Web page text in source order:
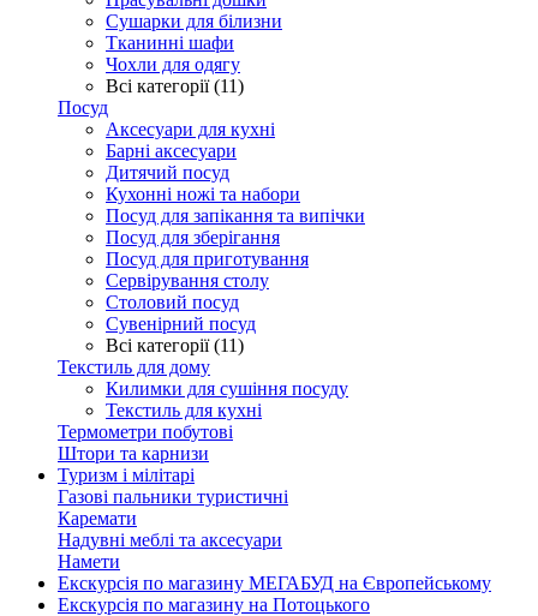
Сушарки для білизни
Тканинні шафи
Чохли для одягу
Всі категорії (11)
Посуд
Аксесуари для кухні
Барні аксесуари
Дитячий посуд
Кухонні ножі та набори
Посуд для запікання та випічки
Посуд для зберігання
Посуд для приготування
Сервірування столу
Столовий посуд
Сувенірний посуд
Всі категорії (11)
Текстиль для дому
Килимки для сушіння посуду
Текстиль для кухні
Термометри побутові
Штори та карнизи
Туризм і мілітарі
Газові пальники туристичні
Каремати
Надувні меблі та аксесуари
Намети
Екскурсія по магазину МЕГАБУД на Європейському
Екскурсія по магазину на Потоцького